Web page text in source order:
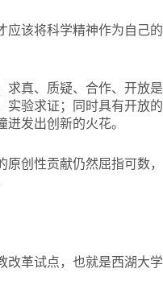
应该将科学精神作为自己的
求真、质疑、合作、开放是
实验求证；同时具有开放的
发出创新的火花。
创性贡献仍然屈指可数，
改革试点，也就是西湖大学